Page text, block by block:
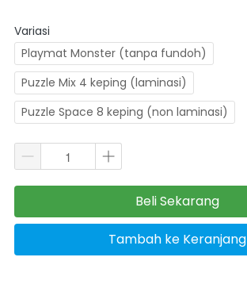
Variasi
Playmat Monster (tanpa fundoh)
Puzzle Mix 4 keping (laminasi)
Puzzle Space 8 keping (non laminasi)
`Beli Sekarang
`Tambah ke Keranjang